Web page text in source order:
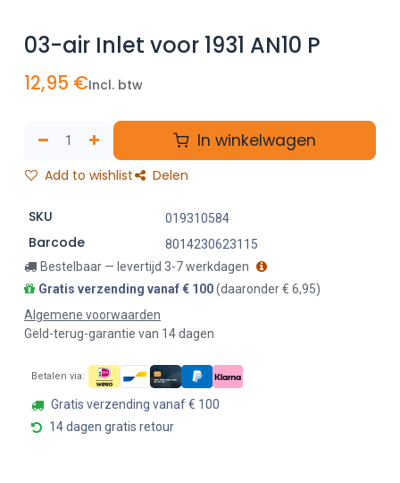
03-air Inlet voor 1931 AN10 P
12,95 €Incl. btw
In winkelwagen
Add to wishlist Delen
SKU 019310584
Barcode
8014230623115
Bestelbaar — levertijd 3-7 werkdagen
Gratis verzending vanaf € 100(daaronder € 6,95)
Algemene voorwaarden
Geld-terug-garantie van 14 dagen
Betalen via:
Gratis verzending vanaf € 100
14 dagen gratis retour